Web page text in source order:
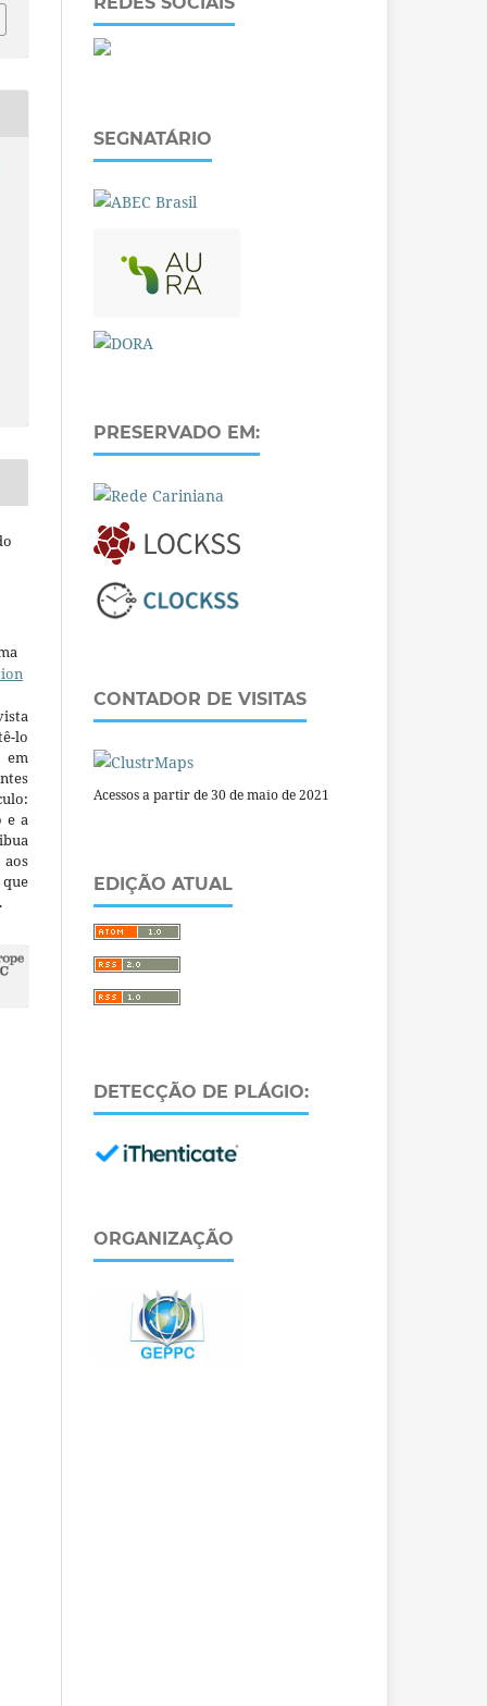
lo
em
e a
SEGNATÁRIO
PRESERVADO EM:
CONTADOR DE VISITAS
Acessos a partir de 30 de maio de 2021
EDIÇÃO ATUAL
DETECÇÃO DE PLÁGIO:
ORGANIZAÇÃO